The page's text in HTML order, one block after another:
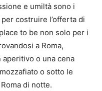
e umiltà sono i
costruire l’offerta di
to be non solo per i
a Roma,
o una cena
o sotto le
di notte.